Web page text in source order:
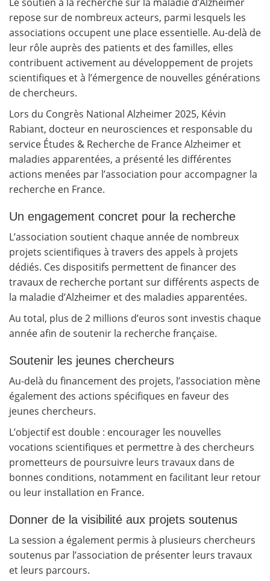
Le soutien à la recherche sur la maladie d’Alzheimer
repose sur de nombreux acteurs, parmi lesquels les
associations occupent une place essentielle. Au-delà de
leur rôle auprès des patients et des familles, elles
contribuent activement au développement de projets
scientifiques et à l’émergence de nouvelles générations
de chercheurs.
Lors du Congrès National Alzheimer 2025, Kévin
Rabiant, docteur en neurosciences et responsable du
service Études & Recherche de France Alzheimer et
maladies apparentées, a présenté les différentes
actions menées par l’association pour accompagner la
recherche en France.
Un engagement concret pour la recherche
L’association soutient chaque année de nombreux
projets scientifiques à travers des appels à projets
dédiés. Ces dispositifs permettent de financer des
travaux de recherche portant sur différents aspects de
la maladie d’Alzheimer et des maladies apparentées.
Au total, plus de 2 millions d’euros sont investis chaque
année afin de soutenir la recherche française.
Soutenir les jeunes chercheurs
Au-delà du financement des projets, l’association mène
également des actions spécifiques en faveur des
jeunes chercheurs.
L’objectif est double : encourager les nouvelles
vocations scientifiques et permettre à des chercheurs
prometteurs de poursuivre leurs travaux dans de
bonnes conditions, notamment en facilitant leur retour
ou leur installation en France.
Donner de la visibilité aux projets soutenus
La session a également permis à plusieurs chercheurs
soutenus par l’association de présenter leurs travaux
et leurs parcours.